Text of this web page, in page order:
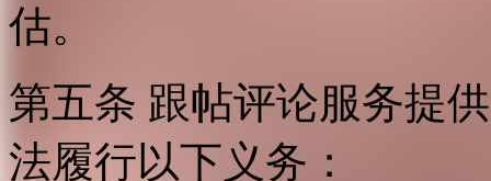
估。
第五条 跟帖评论服务提
法履行以下义务：